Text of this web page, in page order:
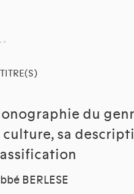
TITRE(S)
du
culture, sa
BERLESE